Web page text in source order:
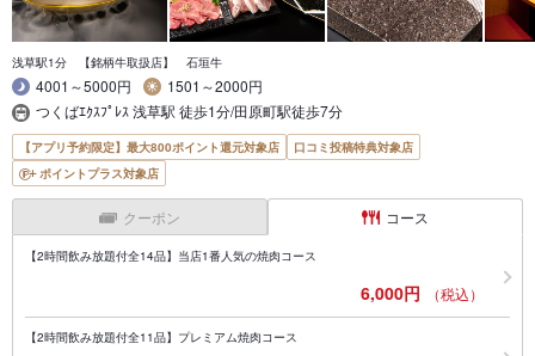
浅草駅1分 【銘柄牛取扱店】 石垣牛
4001～5000円
1501～2000円
つくばｴｸｽﾌﾟﾚｽ 浅草駅 徒歩1分/田原町駅徒歩7分
【アプリ予約限定】最大800ポイント還元対象店
口コミ投稿特典対象店
ポイントプラス対象店
クーポン コース
【2時間飲み放題付全14品】当店1番人気の焼肉コース
6,000円 （税込）
【2時間飲み放題付全11品】プレミアム焼肉コース